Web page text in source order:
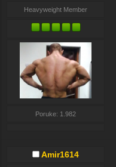
Heavyweight Member
Poruke: 1.982
Amir1614